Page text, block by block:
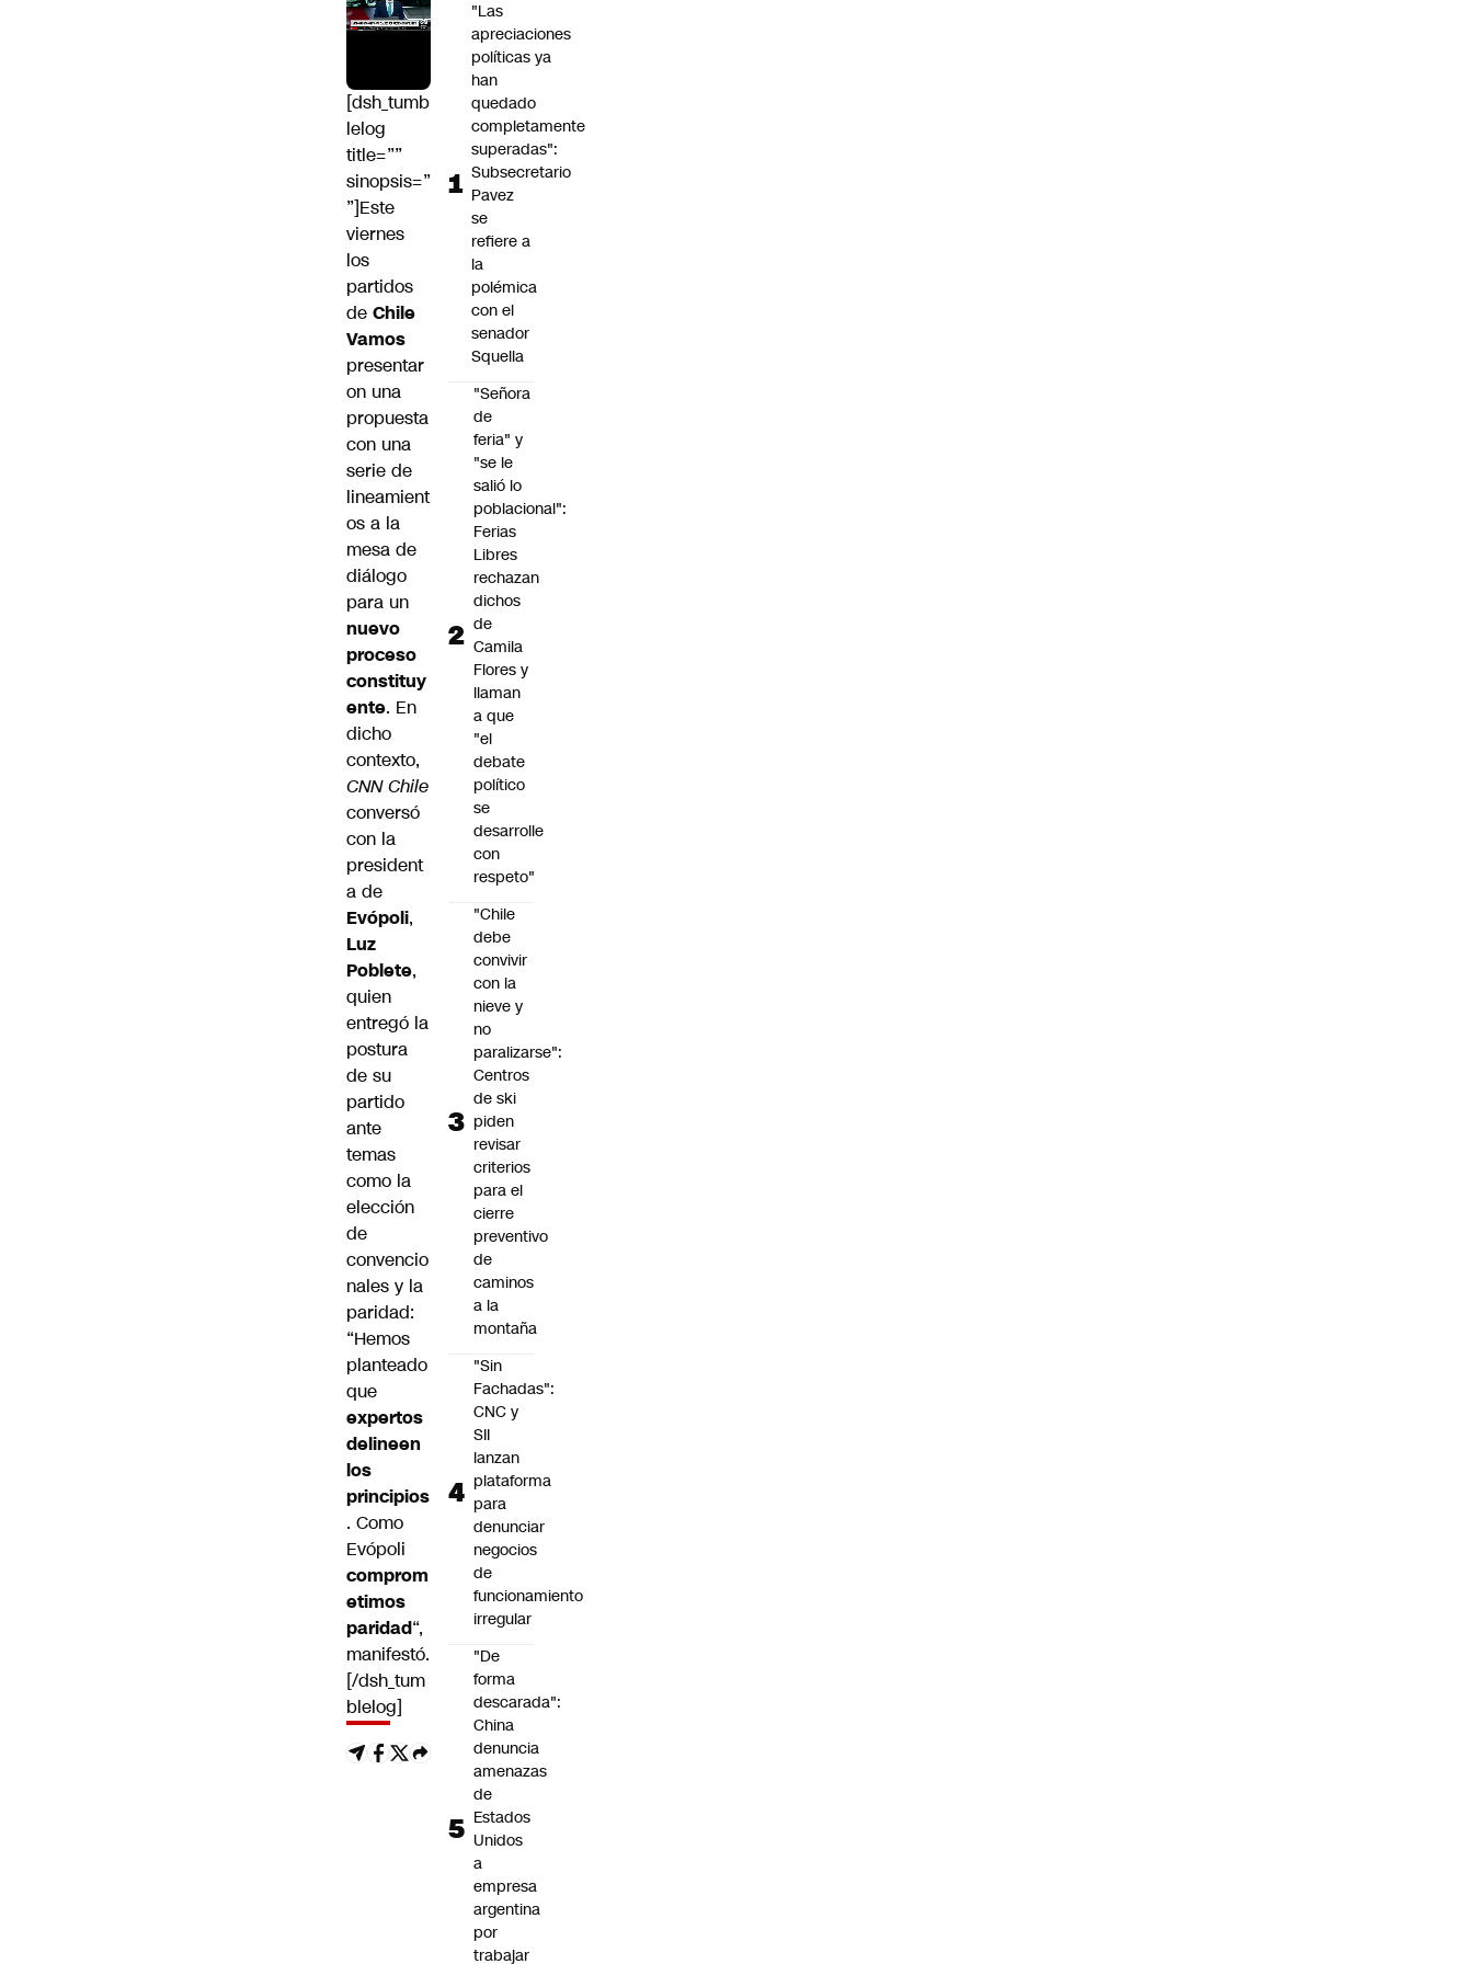
[dsh_tumb
lelog
title=””
sinopsis=”
”]Este
viernes
los
partidos
de Chile
Vamos
presentar
on una
propuesta
con una
serie de
lineamient
os a la
mesa de
diálogo
para un
nuevo
proceso
constituy
ente. En
dicho
contexto,
CNN Chile
conversó
con la
president
a de
Evópoli,
Luz
Poblete,
quien
entregó la
postura
de su
partido
ante
temas
como la
elección
de
convencio
nales y la
paridad:
“Hemos
planteado
que
expertos
delineen
los
principios
. Como
Evópoli
comprom
etimos
paridad“,
manifestó.
[/dsh_tum
blelog]
"Las
apreciaciones
políticas ya
han
quedado
completamente
superadas":
Subsecretario
Pavez
se
refiere a
la
polémica
con el
senador
Squella
"Señora
de
feria" y
"se le
salió lo
poblacional":
Ferias
Libres
rechazan
dichos
de
Camila
Flores y
llaman
a que
"el
debate
político
se
desarrolle
con
respeto"
"Chile
debe
convivir
con la
nieve y
no
paralizarse":
Centros
de ski
piden
revisar
criterios
para el
cierre
preventivo
de
caminos
a la
montaña
"Sin
Fachadas":
CNC y
SII
lanzan
plataforma
para
denunciar
negocios
de
funcionamiento
irregular
"De
forma
descarada":
China
denuncia
amenazas
de
Estados
Unidos
a
empresa
argentina
por
trabajar